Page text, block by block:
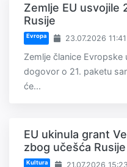
Zemlje EU usvojile
Rusije
Evropa 23.07.2026 11:41
Zemlje članice Evropske
dogovor o 21. paketu
će...
EU ukinula grant
zbog učešća Rusije
Kultura 21.07.2026 15:23